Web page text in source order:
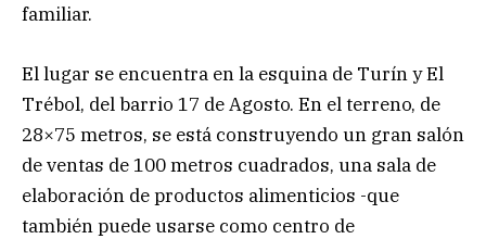
familiar.
El lugar se encuentra en la esquina de Turín y El
Trébol, del barrio 17 de Agosto. En el terreno, de
28×75 metros, se está construyendo un gran salón
de ventas de 100 metros cuadrados, una sala de
elaboración de productos alimenticios -que
también puede usarse como centro de